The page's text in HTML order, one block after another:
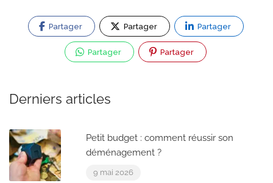
Partager Partager Partager
Partager Partager
Derniers articles
Petit budget : comment réussir son
déménagement ?
9 mai 2026